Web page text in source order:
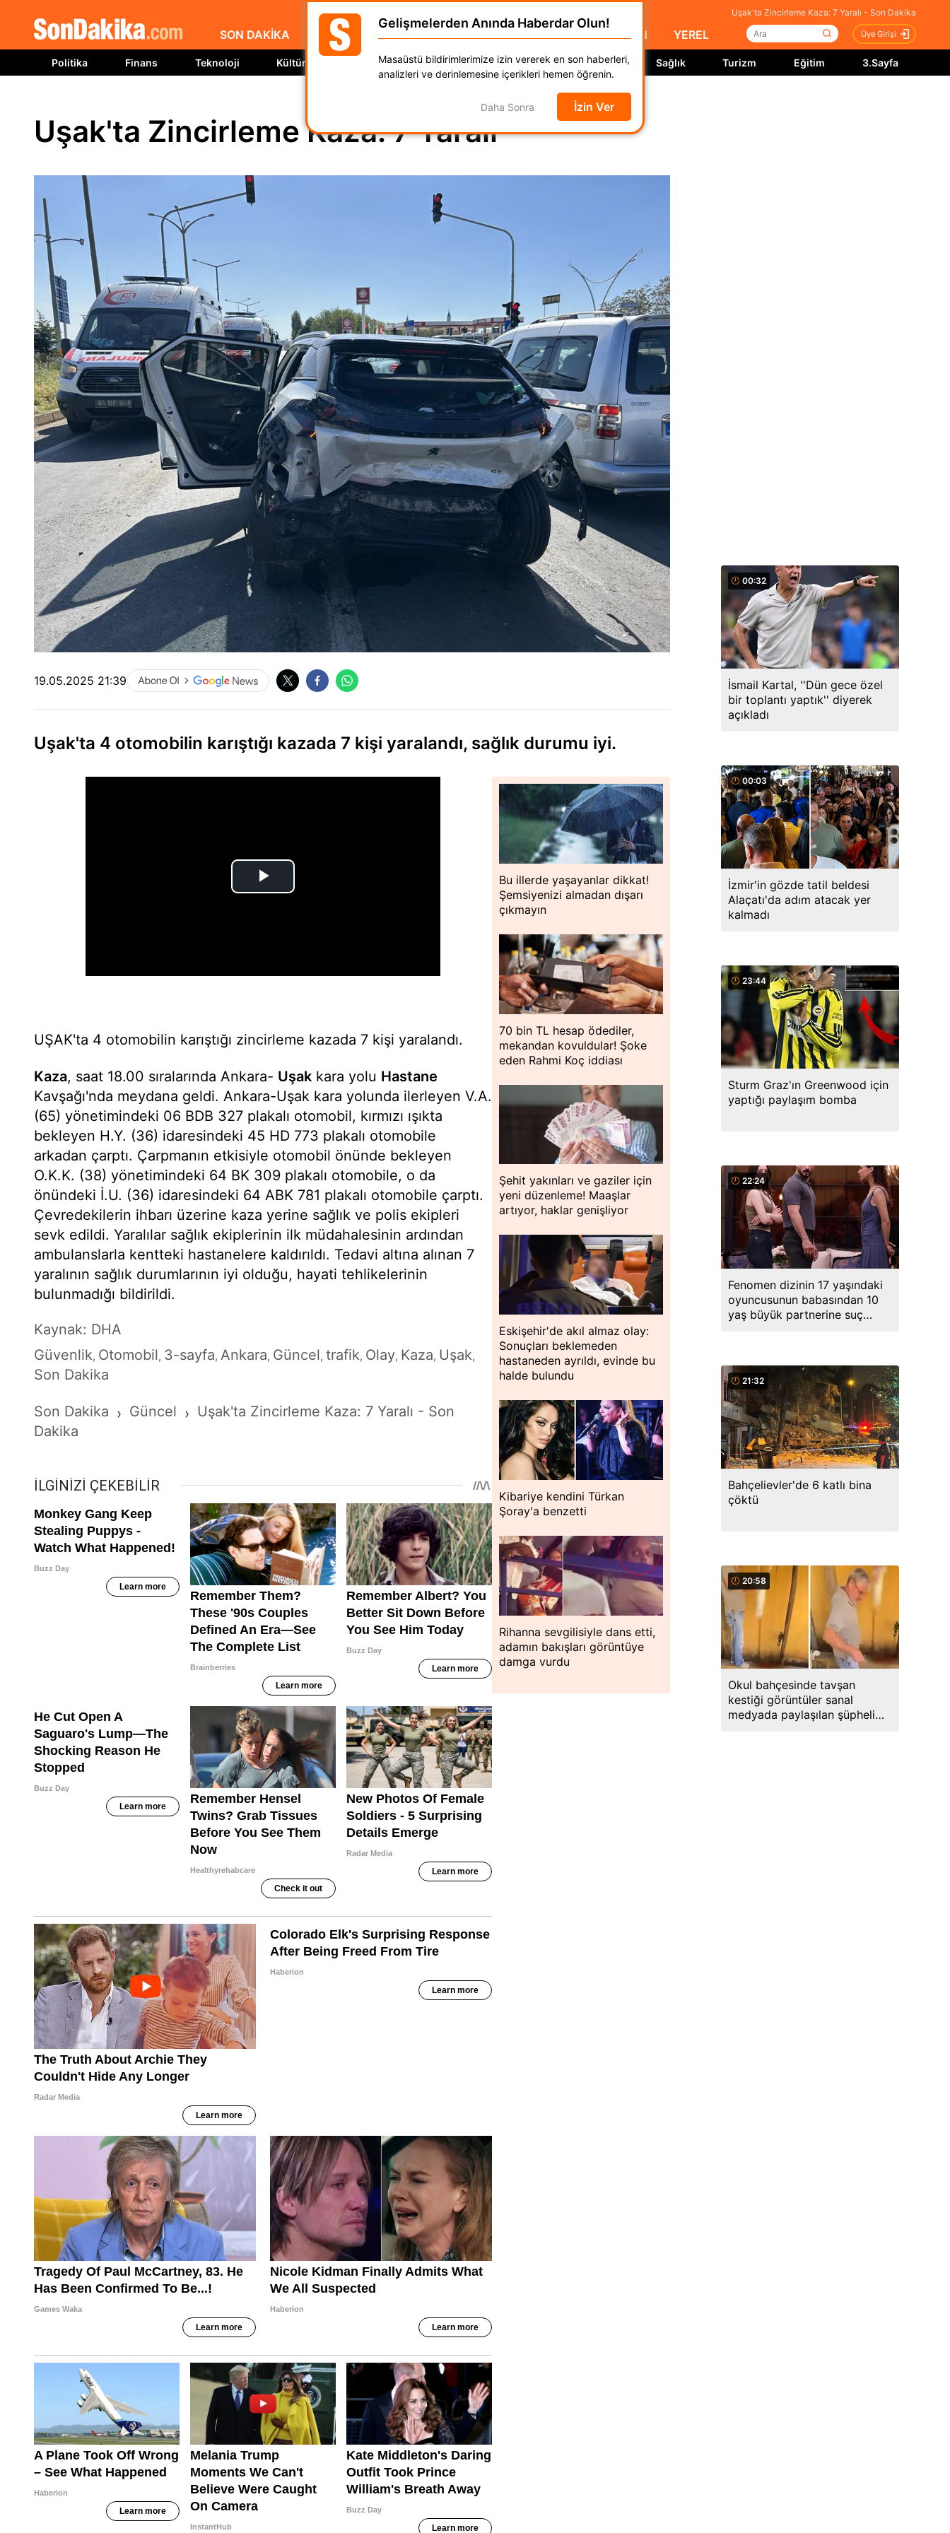
Uşak'ta Zincirleme Kaza: 7 Yaralı - Son Dakika
SON DAKİKA GÜNCEL DÜNYA EKONOMİ SPOR MAGAZİN YEREL Üye Girişi
Politika Finans Teknoloji Kültür Sanat Kadın Moda Otomobil Yaşam Sağlık Turizm Eğitim 3.Sayfa
Uşak'ta Zincirleme Kaza: 7 Yaralı
19.05.2025 21:39
Uşak'ta 4 otomobilin karıştığı kazada 7 kişi yaralandı, sağlık durumu iyi.
UŞAK'ta 4 otomobilin karıştığı zincirleme kazada 7 kişi yaralandı.
Kaza, saat 18.00 sıralarında Ankara- Uşak kara yolu Hastane
Kavşağı'nda meydana geldi. Ankara-Uşak kara yolunda ilerleyen V.A.
(65) yönetimindeki 06 BDB 327 plakalı otomobil, kırmızı ışıkta
bekleyen H.Y. (36) idaresindeki 45 HD 773 plakalı otomobile
arkadan çarptı. Çarpmanın etkisiyle otomobil önünde bekleyen
O.K.K. (38) yönetimindeki 64 BK 309 plakalı otomobile, o da
önündeki İ.U. (36) idaresindeki 64 ABK 781 plakalı otomobile çarptı.
Çevredekilerin ihbarı üzerine kaza yerine sağlık ve polis ekipleri
sevk edildi. Yaralılar sağlık ekiplerinin ilk müdahalesinin ardından
ambulanslarla kentteki hastanelere kaldırıldı. Tedavi altına alınan 7
yaralının sağlık durumlarının iyi olduğu, hayati tehlikelerinin
bulunmadığı bildirildi.
Kaynak: DHA
Güvenlik, Otomobil, 3-sayfa, Ankara, Güncel, trafik, Olay, Kaza, Uşak,
Son Dakika
Son Dakika › Güncel › Uşak'ta Zincirleme Kaza: 7 Yaralı - Son
Dakika
Bu illerde yaşayanlar dikkat!
Şemsiyenizi almadan dışarı
çıkmayın
70 bin TL hesap ödediler,
mekandan kovuldular! Şoke
eden Rahmi Koç iddiası
Şehit yakınları ve gaziler için
yeni düzenleme! Maaşlar
artıyor, haklar genişliyor
Eskişehir'de akıl almaz olay:
Sonuçları beklemeden
hastaneden ayrıldı, evinde bu
halde bulundu
Kibariye kendini Türkan
Şoray'a benzetti
Rihanna sevgilisiyle dans etti,
adamın bakışları görüntüye
damga vurdu
00:32
İsmail Kartal, ''Dün gece özel
bir toplantı yaptık'' diyerek
açıkladı
00:03
İzmir'in gözde tatil beldesi
Alaçatı'da adım atacak yer
kalmadı
23:44
Sturm Graz'ın Greenwood için
yaptığı paylaşım bomba
22:24
Fenomen dizinin 17 yaşındaki
oyuncusunun babasından 10
yaş büyük partnerine suç
21:32
Bahçelievler'de 6 katlı bina
çöktü
20:58
Okul bahçesinde tavşan
kestiği görüntüler sanal
medyada paylaşılan şüpheli
Gelişmelerden Anında Haberdar Olun!
Masaüstü bildirimlerimize izin vererek en son haberleri,
analizleri ve derinlemesine içerikleri hemen öğrenin.
Daha Sonra İzin Ver